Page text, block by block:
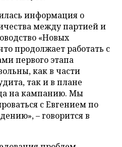
информация о
между партией и
«Новых
продолжает работать с
первого этапа
как в части
так и в плане
на кампанию. Мы
с Евгением по
– говорится в